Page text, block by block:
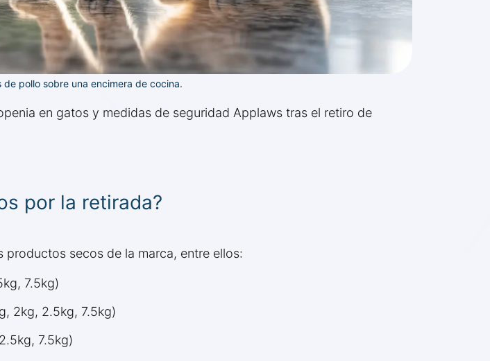
pollo sobre una encimera de cocina.
en gatos y medidas de seguridad Applaws tras el retiro de
por la retirada?
secos de la marca, entre ellos:
7.5kg)
2kg, 2.5kg, 7.5kg)
7.5kg)